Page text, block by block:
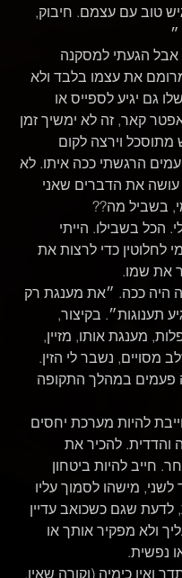
טוב עם עצמם. חיבוק,
״
הגעתי למסקנה
את עצמו בלבד ולא
גם יגיע לספייס או
קאר, זה לא ימשיך זמן
מתוסכל וירצה לקום
הרגשתי ככה איתו. לא
עושה את הדברים שאני
בשביל מה??
הכל בשבילו. הייתי
לחלוטין כדי לרצות את
את שמו.
היה ככה. ״את מענגת רק
תענוגות״. בקיצור,
מענגת אותו, מזיין,
מסויים, נשבר לי הזין.
פעמים במהלך התקופה
להיות מערכת יחסים
והדדית. להכיר את
חייב להיות ביטחון
לשני, מישהו לסמוך עליו
לדעת שגם כשכואב עדיין
ולא מפקיר אותך או
נפשית.
ואין כימיה (וקורה שאין,